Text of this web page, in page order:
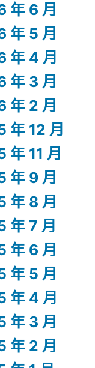
年 6 月
年 5 月
年 4 月
年 3 月
年 2 月
年 12 月
年 11 月
年 9 月
年 8 月
年 7 月
年 6 月
年 5 月
年 4 月
年 3 月
年 2 月